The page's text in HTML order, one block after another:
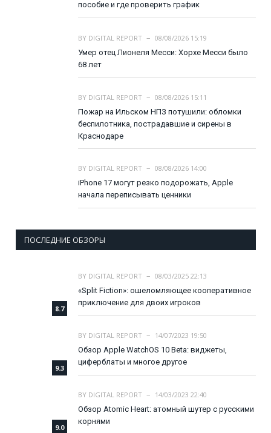
пособие и где проверить график
BY DIGITAL REPORT
08/08/2026 15:19
Умер отец Лионеля Месси: Хорхе Месси было
68 лет
BY DIGITAL REPORT
08/08/2026 15:11
Пожар на Ильском НПЗ потушили: обломки
беспилотника, пострадавшие и сирены в
Краснодаре
BY DIGITAL REPORT
08/08/2026 14:00
iPhone 17 могут резко подорожать, Apple
начала переписывать ценники
ПОСЛЕДНИЕ ОБЗОРЫ
8.7
BY DIGITAL REPORT
08/03/2025 22:13
«Split Fiction»: ошеломляющее кооперативное
приключение для двоих игроков
9.3
BY DIGITAL REPORT
14/07/2023 19:50
Обзор Apple WatchOS 10 Beta: виджеты,
циферблаты и многое другое
9.0
BY DIGITAL REPORT
14/03/2023 22:40
Обзор Atomic Heart: атомный шутер с русскими
корнями